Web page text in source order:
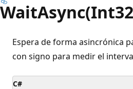
Espera de forma asincrónica
con signo para medir el
C#